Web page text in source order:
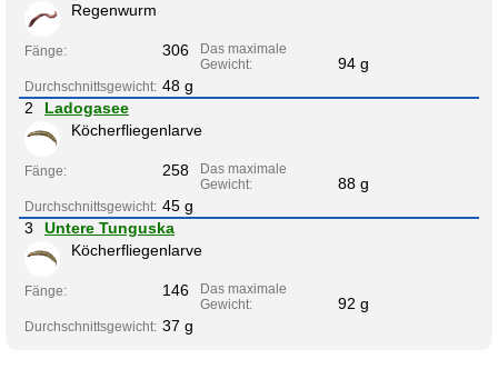
Regenwurm
Fänge: 306
Das maximale
Gewicht:
94 g
Durchschnittsgewicht: 48 g
2
Ladogasee
Köcherfliegenlarve
Fänge: 258
Das maximale
Gewicht:
88 g
Durchschnittsgewicht: 45 g
3
Untere Tunguska
Köcherfliegenlarve
Fänge: 146
Das maximale
Gewicht:
92 g
Durchschnittsgewicht: 37 g